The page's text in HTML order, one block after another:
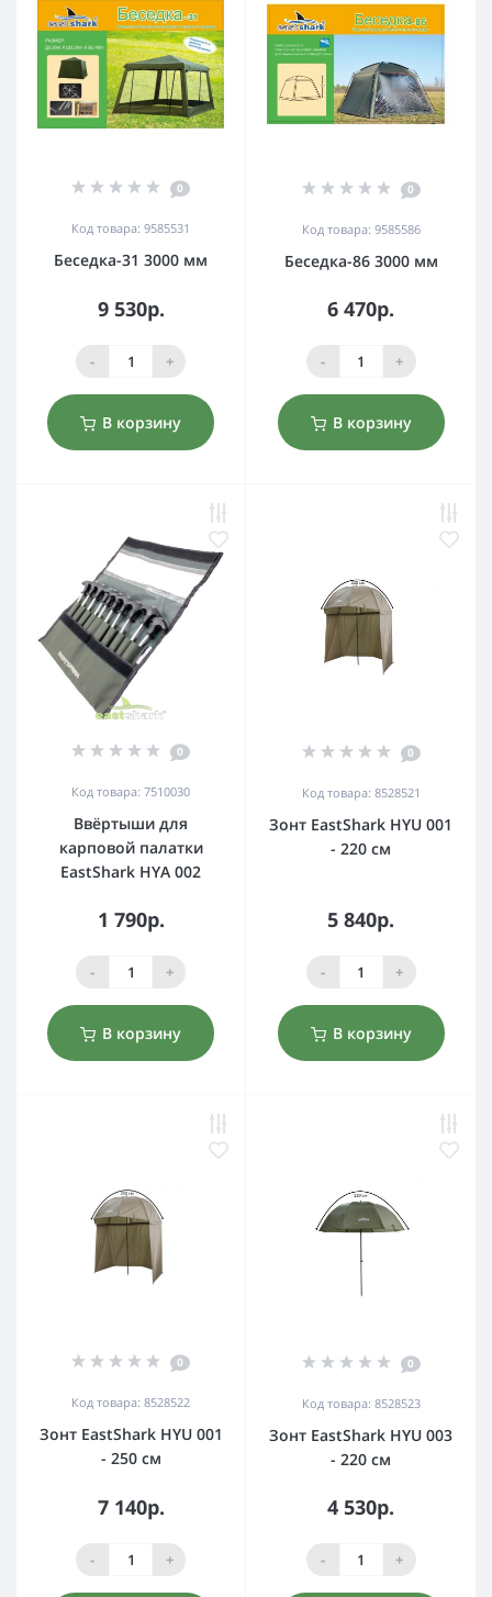
0
Код товара: 9585531
Беседка-31 3000 мм
9 530р.
- +
В корзину
0
Код товара: 9585586
Беседка-86 3000 мм
6 470р.
- +
В корзину
0
Код товара: 7510030
Ввёртыши для
карповой палатки
EastShark HYA 002
1 790р.
- +
В корзину
0
Код товара: 8528521
Зонт EastShark HYU 001
- 220 см
5 840р.
- +
В корзину
0
Код товара: 8528522
Зонт EastShark HYU 001
- 250 см
7 140р.
- +
0
Код товара: 8528523
Зонт EastShark HYU 003
- 220 см
4 530р.
- +